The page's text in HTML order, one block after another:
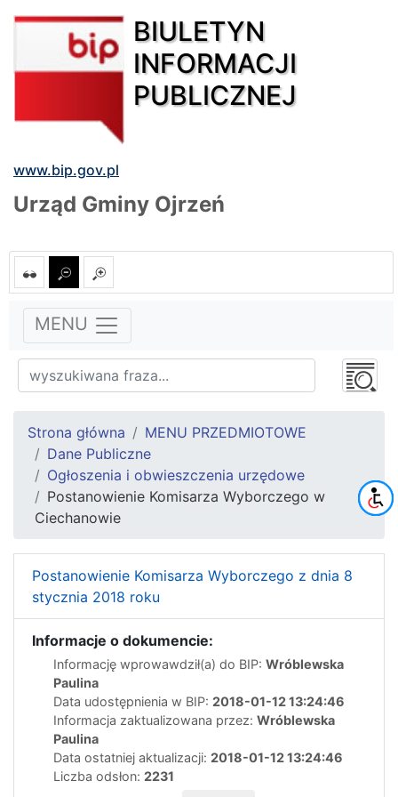
BIULETYN
INFORMACJI
PUBLICZNEJ
www.bip.gov.pl
Urząd Gminy Ojrzeń
MENU
Strona główna
MENU PRZEDMIOTOWE
Dane Publiczne
Ogłoszenia i obwieszczenia urzędowe
Postanowienie Komisarza Wyborczego w
Ciechanowie
Postanowienie Komisarza Wyborczego z dnia 8
stycznia 2018 roku
Informacje o dokumencie:
Informację wprowawdził(a) do BIP: Wróblewska
Paulina
Data udostępnienia w BIP: 2018-01-12 13:24:46
Informacja zaktualizowana przez: Wróblewska
Paulina
Data ostatniej aktualizacji: 2018-01-12 13:24:46
Liczba odsłon: 2231